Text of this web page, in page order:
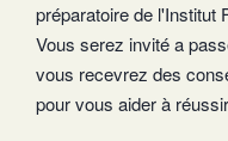
préparatoire de l'Institut
Vous serez invité a
vous recevrez des
pour vous aider à